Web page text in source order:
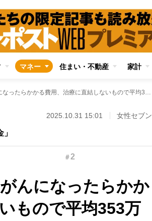
マネー 住まい・不動産 家計
《老後のリスクマネー》がんになったらかかる費用、治療に直結しないもので平均353万円 「傷病手当金」「がん保険」「就業不能保険」でどれだけ負担軽減できるか
2025.10.31 15:01 女性セブン
＃2
んになったらかか
もので平均353万